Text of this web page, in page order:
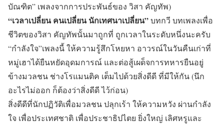
บัณฑิต” เพลงจากการประพันธ์ของ วิสา คัญทัพ)
“เวลาเปลี่ยน คนเปลี่ยน นักเทศนาเปลี่ยน”บทกวี บทเพลงเพื่อ
ชีวิตของวิสา คัญทัพนั้นมาถูกที่ ถูกเวลาในระดับหนึ่งนะครับ
“กำลังใจ”เพลงนี้ ให้ความรู้สึกโหยหา อาวรณ์ในวันคืนเก่าที่
หมู่เฮาได้ยืนหยัดอุดมการณ์ และต่อสู้เผด็จการทหารยืนอยู่
ข้างมวลชน ช่างโรแมนติค เต็มไปด้วยสิ่งดีดี ที่มีให้กัน (นึก
อะไรไม่ออก ก็ต้องว่าสิ่งดีดี ไว้ก่อน)
สิ่งดีดีที่นักปฏิวัติเพื่อมวลชน ปลุกเร้า ให้ความหวัง ผ่านกำลัง
ใจ เพื่อประเทศชาติ เพื่อประชาธิปไตย ยิ่งใหญ่ เลิศหรูและ